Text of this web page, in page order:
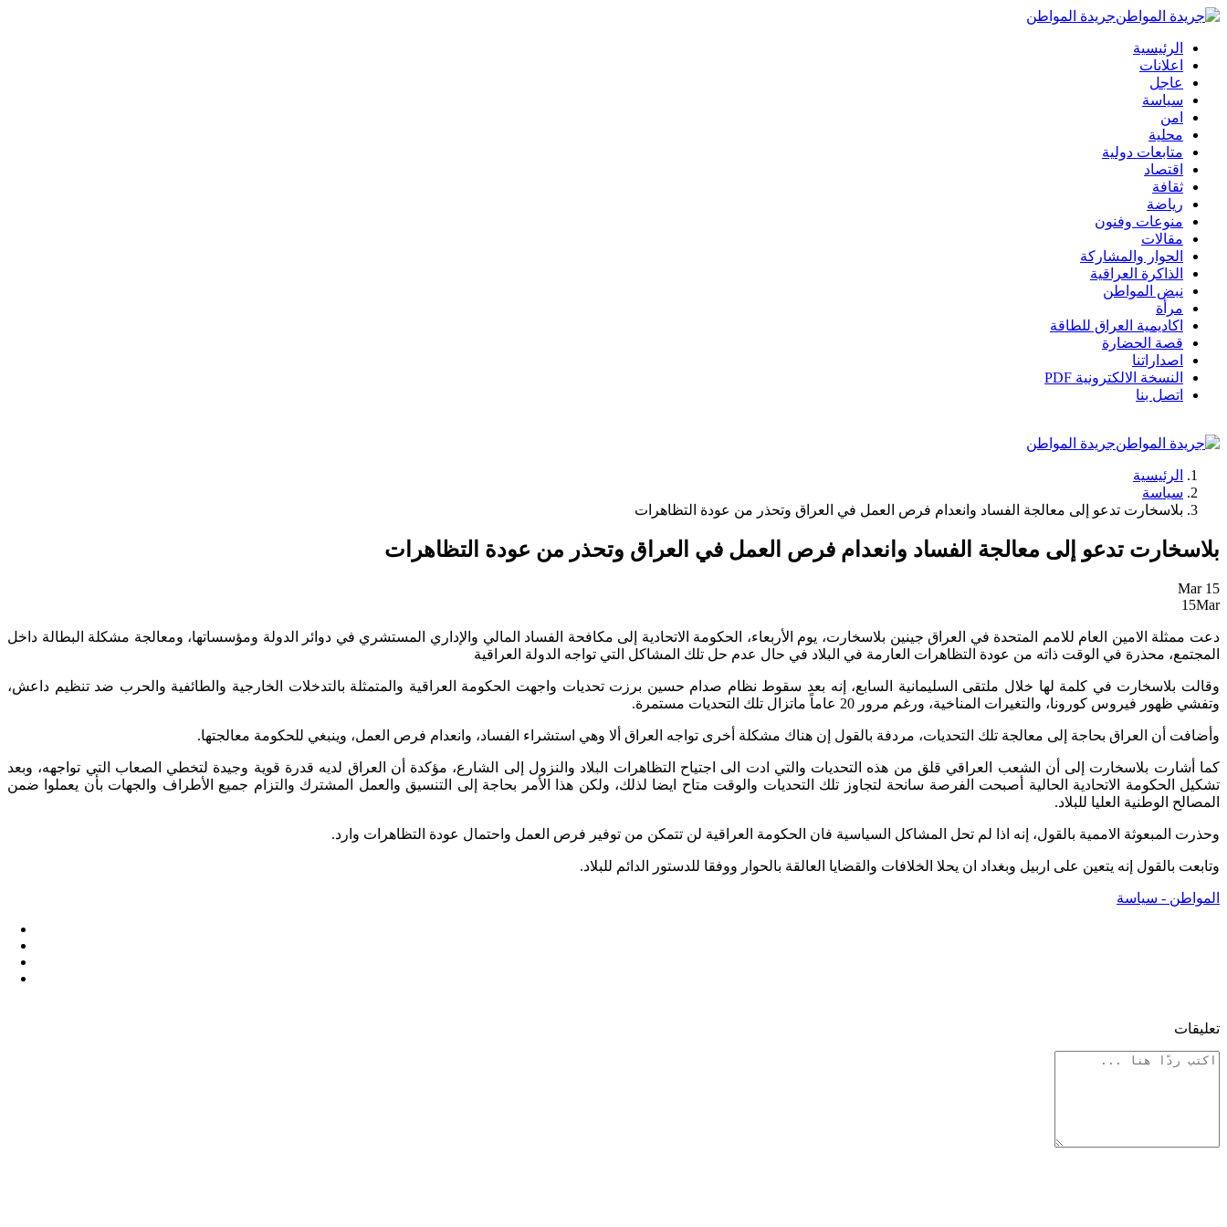
جريدة المواطن
الرئيسية
اعلانات
عاجل
سياسة
امن
محلية
متابعات دولية
اقتصاد
ثقافة
رياضة
منوعات وفنون
مقالات
الحوار والمشاركة
الذاكرة العراقية
نبض المواطن
مرأة
اكاديمية العراق للطاقة
قصة الحضارة
اصداراتنا
النسخة الالكترونية PDF
اتصل بنا
جريدة المواطن
الرئيسية
سياسة
بلاسخارت تدعو إلى معالجة الفساد وانعدام فرص العمل في العراق وتحذر من عودة التظاهرات
بلاسخارت تدعو إلى معالجة الفساد وانعدام فرص العمل في العراق وتحذر من عودة التظاهرات
15
Mar
15Mar
دعت ممثلة الامين العام للامم المتحدة في العراق جينين بلاسخارت، يوم الأربعاء، الحكومة الاتحادية إلى مكافحة الفساد المالي والإداري المستشري في دوائر الدولة ومؤسساتها، ومعالجة مشكلة البطالة داخل
المجتمع، محذرة في الوقت ذاته من عودة التظاهرات العارمة في البلاد في حال عدم حل تلك المشاكل التي تواجه الدولة العراقية
وقالت بلاسخارت في كلمة لها خلال ملتقى السليمانية السابع، إنه بعد سقوط نظام صدام حسين برزت تحديات واجهت الحكومة العراقية والمتمثلة بالتدخلات الخارجية والطائفية والحرب ضد تنظيم داعش،
وتفشي ظهور فيروس كورونا، والتغيرات المناخية، ورغم مرور 20 عاماً ماتزال تلك التحديات مستمرة.
وأضافت أن العراق بحاجة إلى معالجة تلك التحديات، مردفة بالقول إن هناك مشكلة أخرى تواجه العراق ألا وهي استشراء الفساد، وانعدام فرص العمل، وينبغي للحكومة معالجتها.
كما أشارت بلاسخارت إلى أن الشعب العراقي قلق من هذه التحديات والتي ادت الى اجتياح التظاهرات البلاد والنزول إلى الشارع، مؤكدة أن العراق لديه قدرة قوية وجيدة لتخطي الصعاب التي تواجهه، وبعد
تشكيل الحكومة الاتحادية الحالية أصبحت الفرصة سانحة لتجاوز تلك التحديات والوقت متاح ايضا لذلك، ولكن هذا الأمر بحاجة إلى التنسيق والعمل المشترك والتزام جميع الأطراف والجهات بأن يعملوا ضمن
المصالح الوطنية العليا للبلاد.
وحذرت المبعوثة الاممية بالقول، إنه اذا لم تحل المشاكل السياسية فان الحكومة العراقية لن تتمكن من توفير فرص العمل واحتمال عودة التظاهرات وارد.
وتابعت بالقول إنه يتعين على اربيل وبغداد ان يحلا الخلافات والقضايا العالقة بالحوار ووفقا للدستور الدائم للبلاد.
المواطن - سياسة
تعليقات